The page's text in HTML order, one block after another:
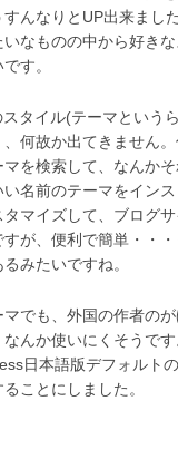
んなりとUP出来まし
なものの中から好き
す。
タイル(テーマという
何故か出てきません
を検索して、なんか
名前のテーマをイン
マイズして、ブログ
が、便利で簡単・・
みたいですね。
でも、外国の作者の
んか使いにくそうで
日本語版デフォルト
ことにしました。